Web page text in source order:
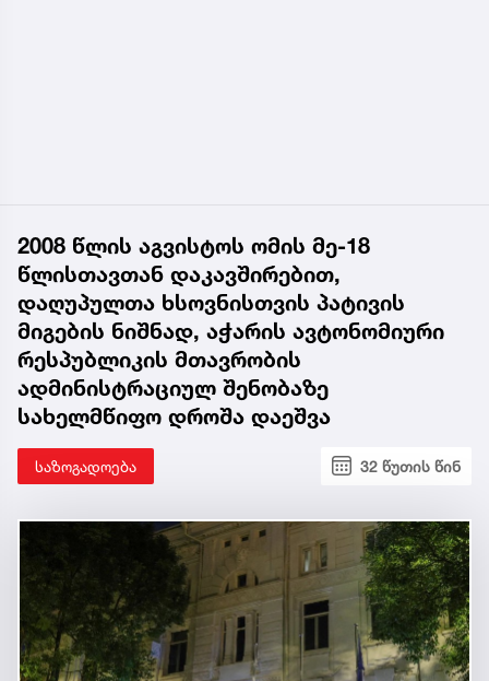
2008 წლის აგვისტოს ომის მე-18
წლისთავთან დაკავშირებით,
დაღუპულთა ხსოვნისთვის პატივის
მიგების ნიშნად, აჭარის ავტონომიური
რესპუბლიკის მთავრობის
ადმინისტრაციულ შენობაზე
სახელმწიფო დროშა დაეშვა
საზოგადოება 32 წუთის წინ